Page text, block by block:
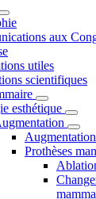
aux
utiles
scientifiques
esthétique
Prothèses